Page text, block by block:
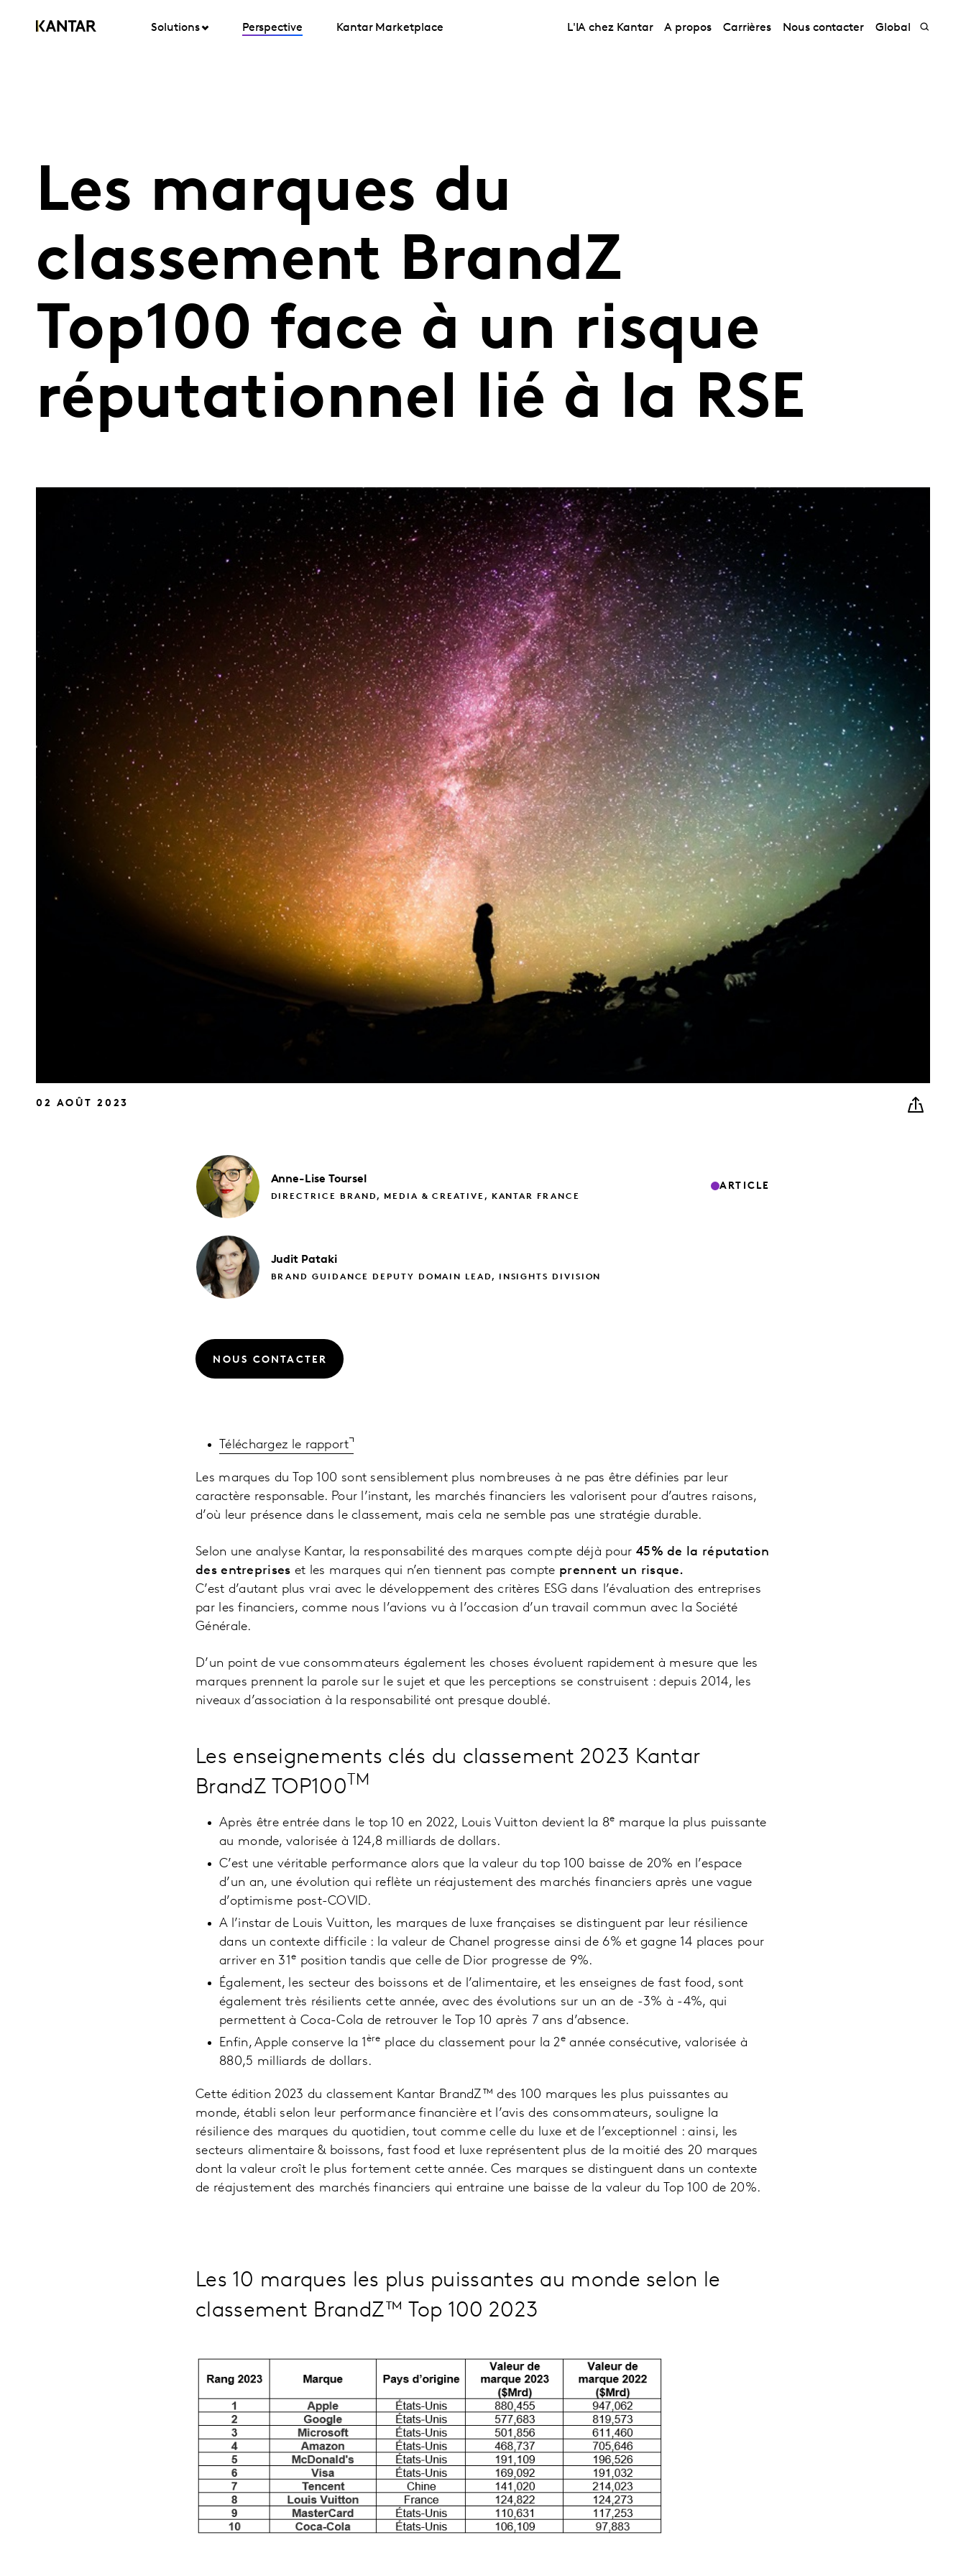
Solutions Perspective Kantar Marketplace L'IA chez Kantar A propos Carrières Nous contacter Global
Les marques du
classement BrandZ
Top100 face à un risque
réputationnel lié à la RSE
02 AOÛT 2023
Anne-Lise Toursel
DIRECTRICE BRAND, MEDIA & CREATIVE, KANTAR FRANCE
Judit Pataki
BRAND GUIDANCE DEPUTY DOMAIN LEAD, INSIGHTS DIVISION
ARTICLE
NOUS CONTACTER
Téléchargez le rapport
Les marques du Top 100 sont sensiblement plus nombreuses à ne pas être définies par leur
caractère responsable. Pour l’instant, les marchés financiers les valorisent pour d’autres raisons,
d’où leur présence dans le classement, mais cela ne semble pas une stratégie durable.
Selon une analyse Kantar, la responsabilité des marques compte déjà pour 45% de la réputation
des entreprises et les marques qui n’en tiennent pas compte prennent un risque.
C’est d’autant plus vrai avec le développement des critères ESG dans l’évaluation des entreprises
par les financiers, comme nous l’avions vu à l’occasion d’un travail commun avec la Société
Générale.
D’un point de vue consommateurs également les choses évoluent rapidement à mesure que les
marques prennent la parole sur le sujet et que les perceptions se construisent : depuis 2014, les
niveaux d’association à la responsabilité ont presque doublé.
Les enseignements clés du classement 2023 Kantar
BrandZ TOP100 TM
Après être entrée dans le top 10 en 2022, Louis Vuitton devient la 8e marque la plus puissante
au monde, valorisée à 124,8 milliards de dollars.
C’est une véritable performance alors que la valeur du top 100 baisse de 20% en l’espace
d’un an, une évolution qui reflète un réajustement des marchés financiers après une vague
d’optimisme post-COVID.
A l’instar de Louis Vuitton, les marques de luxe françaises se distinguent par leur résilience
dans un contexte difficile : la valeur de Chanel progresse ainsi de 6% et gagne 14 places pour
arriver en 31 e position tandis que celle de Dior progresse de 9%.
Également, les secteur des boissons et de l’alimentaire, et les enseignes de fast food, sont
également très résilients cette année, avec des évolutions sur un an de -3% à -4%, qui
permettent à Coca-Cola de retrouver le Top 10 après 7 ans d’absence.
Enfin, Apple conserve la 1 ère place du classement pour la 2e année consécutive, valorisée à
880,5 milliards de dollars.
Cette édition 2023 du classement Kantar BrandZ™ des 100 marques les plus puissantes au
monde, établi selon leur performance financière et l’avis des consommateurs, souligne la
résilience des marques du quotidien, tout comme celle du luxe et de l’exceptionnel : ainsi, les
secteurs alimentaire & boissons, fast food et luxe représentent plus de la moitié des 20 marques
dont la valeur croît le plus fortement cette année. Ces marques se distinguent dans un contexte
de réajustement des marchés financiers qui entraine une baisse de la valeur du Top 100 de 20%.
Les 10 marques les plus puissantes au monde selon le
classement BrandZ™ Top 100 2023